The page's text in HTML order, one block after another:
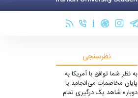
نظرسنجی
به نظر شما توافق با آمریکا به
پایان مخاصمات می‌انجامد یا
دوباره شاهد یک درگیری تمام